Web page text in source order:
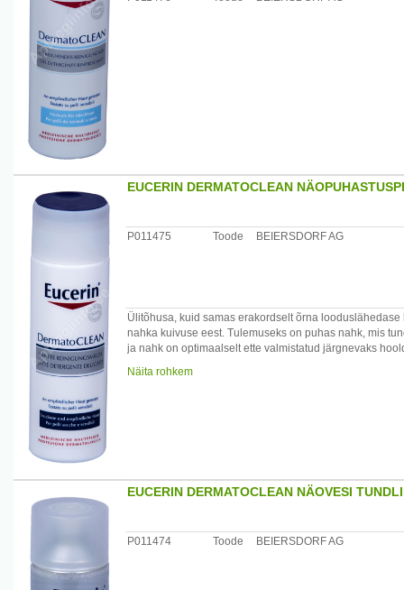
EUCERIN DERMATOCLEAN
P011475 Toode BEIERSDORF AG
Ülitõhusa, kuid samas erakordselt õrna
nahka kuivuse eest. Tulemuseks on puhas nahk, mis
ja nahk on optimaalselt ette valmistatud järgnevaks
Näita rohkem
EUCERIN DERMATOCLEAN NÄOVESI
P011474 Toode BEIERSDORF AG